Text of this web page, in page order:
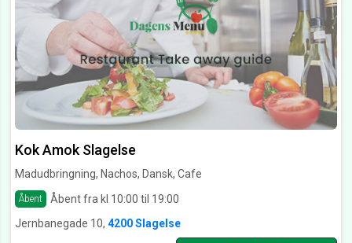
Kok Amok Slagelse
Madudbringning, Nachos, Dansk, Cafe
Åbent
Åbent fra kl 10:00 til 19:00
Jernbanegade 10, 4200 Slagelse